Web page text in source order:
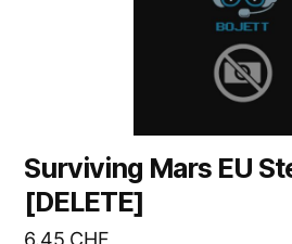
Surviving Mars EU
[DELETE]
6.45 CHF